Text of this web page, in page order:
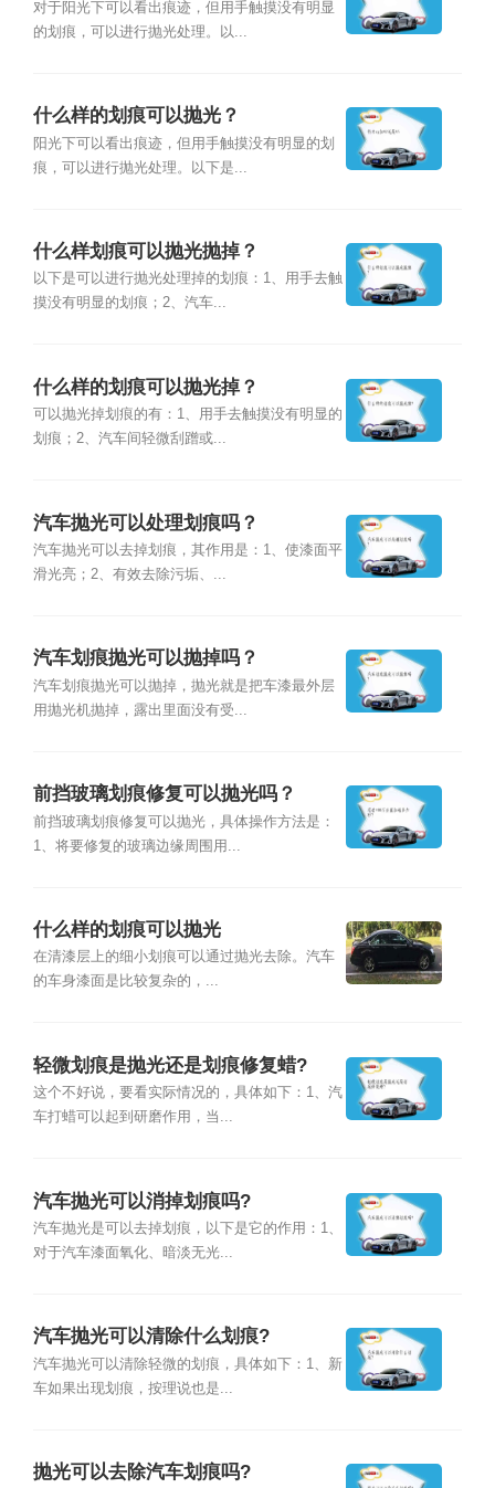
对于阳光下可以看出痕迹，但用手触摸没有明显
的划痕，可以进行抛光处理。以...
什么样的划痕可以抛光？
阳光下可以看出痕迹，但用手触摸没有明显的划
痕，可以进行抛光处理。以下是...
什么样划痕可以抛光抛掉？
以下是可以进行抛光处理掉的划痕：1、用手去触
摸没有明显的划痕；2、汽车...
什么样的划痕可以抛光掉？
可以抛光掉划痕的有：1、用手去触摸没有明显的
划痕；2、汽车间轻微刮蹭或...
汽车抛光可以处理划痕吗？
汽车抛光可以去掉划痕，其作用是：1、使漆面平
滑光亮；2、有效去除污垢、...
汽车划痕抛光可以抛掉吗？
汽车划痕抛光可以抛掉，抛光就是把车漆最外层
用抛光机抛掉，露出里面没有受...
前挡玻璃划痕修复可以抛光吗？
前挡玻璃划痕修复可以抛光，具体操作方法是：
1、将要修复的玻璃边缘周围用...
什么样的划痕可以抛光
在清漆层上的细小划痕可以通过抛光去除。汽车
的车身漆面是比较复杂的，...
轻微划痕是抛光还是划痕修复蜡?
这个不好说，要看实际情况的，具体如下：1、汽
车打蜡可以起到研磨作用，当...
汽车抛光可以消掉划痕吗?
汽车抛光是可以去掉划痕，以下是它的作用：1、
对于汽车漆面氧化、暗淡无光...
汽车抛光可以清除什么划痕?
汽车抛光可以清除轻微的划痕，具体如下：1、新
车如果出现划痕，按理说也是...
抛光可以去除汽车划痕吗?